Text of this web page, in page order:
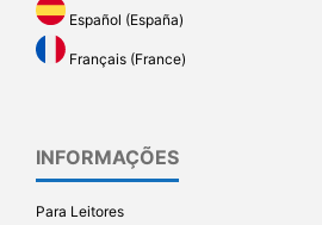
Español (España)
Français (France)
INFORMAÇÕES
Para Leitores